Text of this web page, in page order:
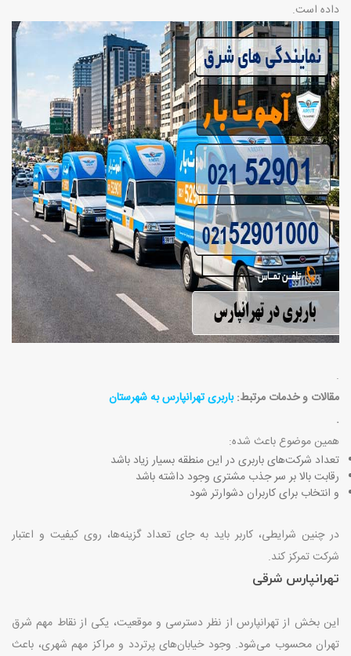
داده است.
.
مقالات و خدمات مرتبط:باربری تهرانپارس به شهرستان
.
همین موضوع باعث شده:
تعداد شرکت‌های باربری در این منطقه بسیار زیاد باشد
رقابت بالا بر سر جذب مشتری وجود داشته باشد
و انتخاب برای کاربران دشوارتر شود
در چنین شرایطی، کاربر باید به جای تعداد گزینه‌ها، روی کیفیت و اعتبار
شرکت تمرکز کند.
تهرانپارس شرقی
این بخش از تهرانپارس از نظر دسترسی و موقعیت، یکی از نقاط مهم شرق
تهران محسوب می‌شود. وجود خیابان‌های پرتردد و مراکز مهم شهری، باعث